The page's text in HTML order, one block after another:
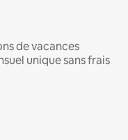
de vacances
unique sans frais